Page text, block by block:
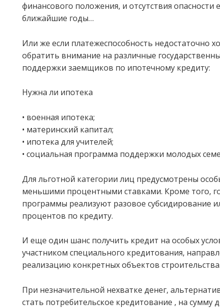
финансового положения, и отсутствия опасности
ближайшие годы…
Или же если платежеспособность недостаточно
обратить внимание на различные
поддержки заемщиков по ипотечному кредиту:
Нужна ли ипотека
• военная ипотека;
• материнский капитал;
• ипотека для учителей;
• социальная программа поддержки молодых
Для льготной категории лиц предусмотрены
меньшими процентными ставками. Кроме того,
программы реализуют разовое субсидирование
процентов по кредиту.
И еще один шанс получить кредит на особых
участником специального кредитования,
реализацию конкретных объектов
При незначительной нехватке денег,
стать потребительское кредитование , на сумму